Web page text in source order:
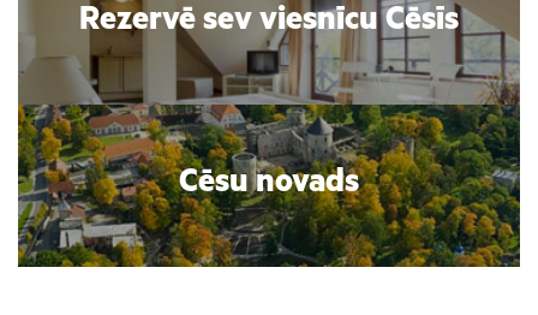
Rezervē sev viesnīcu Cēsīs
Cēsu novads